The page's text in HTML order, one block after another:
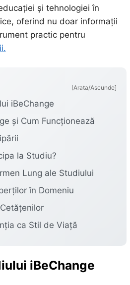
și tehnologiei în
oferind nu doar informații
practic pentru
[Arata/Ascunde]
iBeChange
și Cum Funcționează
la Studiu?
Lung ale Studiului
în Domeniu
ca Stil de Viață
iBeChange